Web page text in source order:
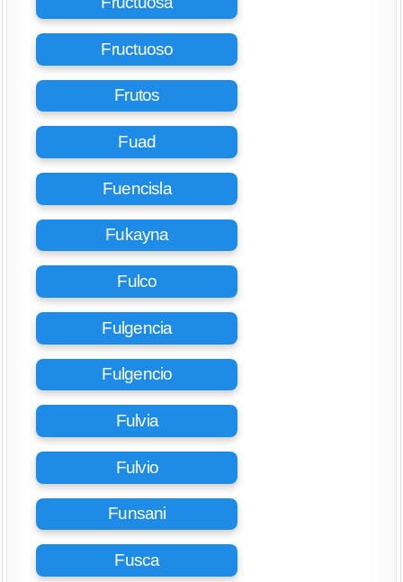
Fructuoso
Frutos
Fuad
Fuencisla
Fukayna
Fulco
Fulgencia
Fulgencio
Fulvia
Fulvio
Funsani
Fusca